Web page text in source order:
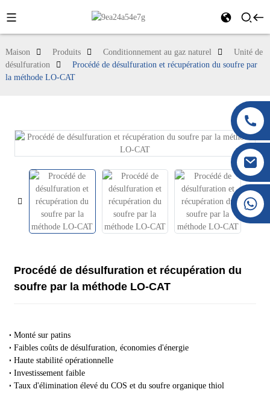
+86 177 8117 4421
+86 138 8076 0589
Maison Produits Conditionnement au gaz naturel
Unité de
désulfuration
Procédé de désulfuration et récupération du soufre par
la méthode LO-CAT
Procédé de désulfuration et récupération du
soufre par la méthode LO-CAT
Monté sur patins
Faibles coûts de désulfuration, économies d'énergie
Haute stabilité opérationnelle
Investissement faible
Taux d'élimination élevé du COS et du soufre organique thiol